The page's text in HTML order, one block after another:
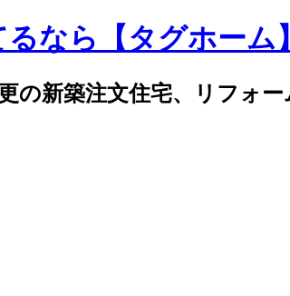
なら【タグホーム】
新築注文住宅、リフォー